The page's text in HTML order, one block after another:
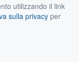
utilizzando il link
sulla privacy per